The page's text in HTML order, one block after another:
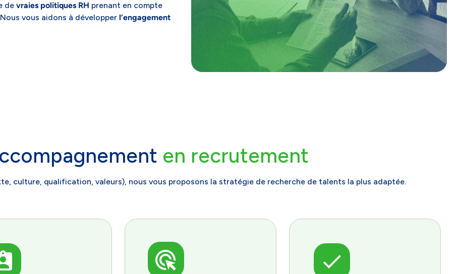
de vraies politiques RH prenant en compte
Nous vous aidons à développer l’engagement
en recrutement
culture, qualification, valeurs), nous vous proposons la stratégie de recherche de talents la plus adaptée.